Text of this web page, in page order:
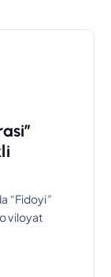
“Fidoyi”
viloyat